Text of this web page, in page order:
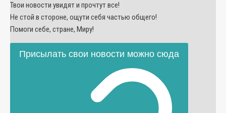
Твои новости увидят и прочтут все!
Не стой в стороне, ощути себя частью общего!
Помоги себе, стране, Миру!
Присылать свои новости можно сюда